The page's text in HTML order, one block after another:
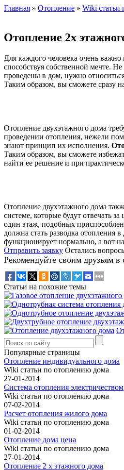
Главная » Отопление » Wiki статьи
Отопление 2х
Для каждого человека очень
способствуя собственной мечте.
проведены в дом, нужно
Таким образом, вы сможете сразу
Отопление двухэтажного дома
проведении отопления, нежели
знают принцип их исполнения.
Таким образом, вы сможете
найти ее решение и при
Отопление двухэтажного дома
системе, которые будут отвечать
один этаж, подобных
должна стать разводка отопления
функционирует нормально, а вот
Отправить заявку Остались
Рекомендуйте своим друзьям в
Статьи на похожие темы
Популярные страницы
Отопление индивидуального дома
Wiki статьи по отоплению дома
27-01-2014
Система отопления электричеством
Wiki статьи по отоплению дома
07-02-2014
Расчет отопления жилого дома
Wiki статьи по отоплению дома
01-02-2014
Отопление дома цена
Wiki статьи по отоплению дома
27-01-2014
Отопление 2 х этажного дома